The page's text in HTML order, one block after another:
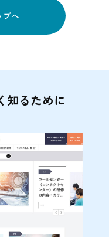
プへ
知るために